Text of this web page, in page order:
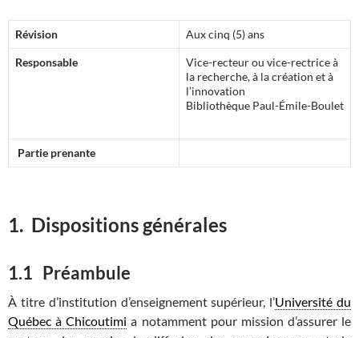
Révision Aux cinq (5) ans
Responsable
Vice-recteur ou vice-rectrice à
la recherche, à la création et à
l’innovation
Bibliothèque Paul-Émile-Boulet
Partie prenante
1. Dispositions générales
1.1 Préambule
À titre d’institution d’enseignement supérieur, l’Université du
Québec à Chicoutimi a notamment pour mission d’assurer le